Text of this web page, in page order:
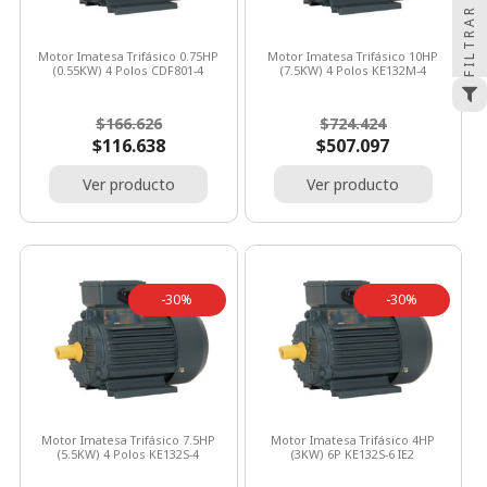
Motor Imatesa Trifásico 0.75HP
(0.55KW) 4 Polos CDF801-4
$166.626
$116.638
Ver producto
Motor Imatesa Trifásico 10HP
(7.5KW) 4 Polos KE132M-4
$724.424
$507.097
Ver producto
Motor Imatesa Trifásico 7.5HP
(5.5KW) 4 Polos KE132S-4
-30%
Motor Imatesa Trifásico 4HP
(3KW) 6P KE132S-6 IE2
-30%
FILTRAR